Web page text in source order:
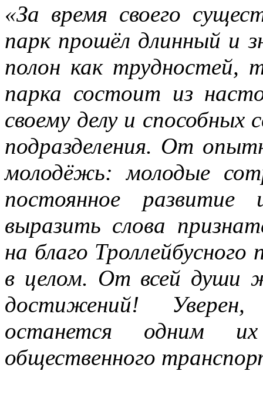
«За время своего
парк прошёл длинный и
полон как трудностей,
парка состоит из
своему делу и способных
подразделения. От
молодёжь: молодые
постоянное
выразить слова
на благо
в целом. От всей души
достижений!
останется одним
общественного